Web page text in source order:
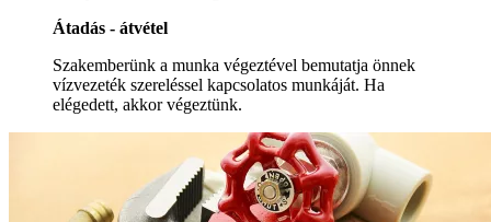
Átadás - átvétel
Szakemberünk a munka végeztével bemutatja önnek
vízvezeték szereléssel kapcsolatos munkáját. Ha
elégedett, akkor végeztünk.